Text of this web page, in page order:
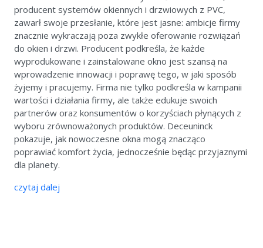
producent systemów okiennych i drzwiowych z PVC,
zawarł swoje przesłanie, które jest jasne: ambicje firmy
znacznie wykraczają poza zwykłe oferowanie rozwiązań
do okien i drzwi. Producent podkreśla, że każde
wyprodukowane i zainstalowane okno jest szansą na
wprowadzenie innowacji i poprawę tego, w jaki sposób
żyjemy i pracujemy. Firma nie tylko podkreśla w kampanii
wartości i działania firmy, ale także edukuje swoich
partnerów oraz konsumentów o korzyściach płynących z
wyboru zrównoważonych produktów. Deceuninck
pokazuje, jak nowoczesne okna mogą znacząco
poprawiać komfort życia, jednocześnie będąc przyjaznymi
dla planety.
czytaj dalej